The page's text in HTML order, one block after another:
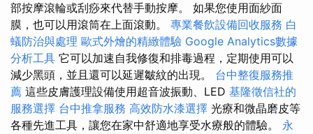
部按摩滾輪或刮痧來代替手動按摩。 如果您使用面紗面
膜，也可以用滾筒在上面滾動。 專業餐飲設備回收服務 白
蟻防治與處理 歐式外燴的精緻體驗 Google Analytics數據
分析工具 它可以加速自我修復和排毒過程，定期使用可以
減少黑頭，並且還可以延遲皺紋的出現。 台中整復服務推
薦 這些皮膚護理設備使用超音波振動、LED 基隆徵信社的
服務選擇 台中推拿服務 高效防水漆選擇 光療和微晶磨皮等
各種先進工具，讓您在家中舒適地享受水療般的體驗。 永